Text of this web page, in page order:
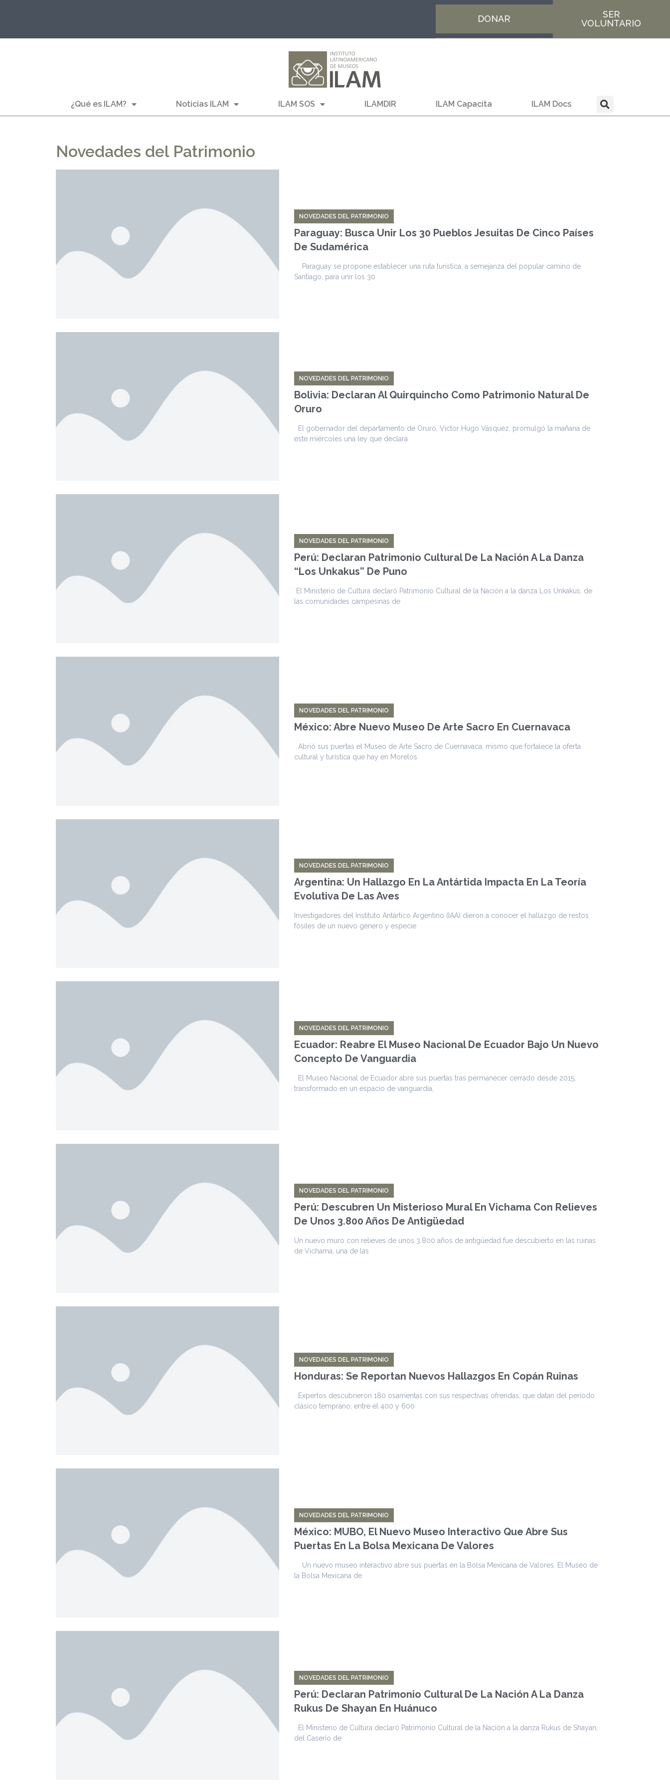
DONAR
SER
VOLUNTARIO
¿Qué es ILAM? Noticias ILAM ILAM SOS ILAMDIR ILAM Capacita ILAM Docs
Novedades del Patrimonio
NOVEDADES DEL PATRIMONIO
Paraguay: Busca Unir Los 30 Pueblos Jesuitas De Cinco Países
De Sudamérica
Paraguay se propone establecer una ruta turística, a semejanza del popular camino de
Santiago, para unir los 30
NOVEDADES DEL PATRIMONIO
Bolivia: Declaran Al Quirquincho Como Patrimonio Natural De
Oruro
El gobernador del departamento de Oruro, Víctor Hugo Vásquez, promulgó la mañana de
este miércoles una ley que declara
NOVEDADES DEL PATRIMONIO
Perú: Declaran Patrimonio Cultural De La Nación A La Danza
“Los Unkakus” De Puno
El Ministerio de Cultura declaró Patrimonio Cultural de la Nación a la danza Los Unkakus, de
las comunidades campesinas de
NOVEDADES DEL PATRIMONIO
México: Abre Nuevo Museo De Arte Sacro En Cuernavaca
Abrió sus puertas el Museo de Arte Sacro de Cuernavaca, mismo que fortalece la oferta
cultural y turística que hay en Morelos
NOVEDADES DEL PATRIMONIO
Argentina: Un Hallazgo En La Antártida Impacta En La Teoría
Evolutiva De Las Aves
Investigadores del Instituto Antártico Argentino (IAA) dieron a conocer el hallazgo de restos
fósiles de un nuevo género y especie
NOVEDADES DEL PATRIMONIO
Ecuador: Reabre El Museo Nacional De Ecuador Bajo Un Nuevo
Concepto De Vanguardia
El Museo Nacional de Ecuador abre sus puertas tras permanecer cerrado desde 2015,
transformado en un espacio de vanguardia,
NOVEDADES DEL PATRIMONIO
Perú: Descubren Un Misterioso Mural En Vichama Con Relieves
De Unos 3.800 Años De Antigüedad
Un nuevo muro con relieves de unos 3.800 años de antigüedad fue descubierto en las ruinas
de Vichama, una de las
NOVEDADES DEL PATRIMONIO
Honduras: Se Reportan Nuevos Hallazgos En Copán Ruinas
Expertos descubrieron 180 osamentas con sus respectivas ofrendas, que datan del período
clásico temprano, entre el 400 y 600
NOVEDADES DEL PATRIMONIO
México: MUBO, El Nuevo Museo Interactivo Que Abre Sus
Puertas En La Bolsa Mexicana De Valores
Un nuevo museo interactivo abre sus puertas en la Bolsa Mexicana de Valores. El Museo de
la Bolsa Mexicana de
NOVEDADES DEL PATRIMONIO
Perú: Declaran Patrimonio Cultural De La Nación A La Danza
Rukus De Shayan En Huánuco
El Ministerio de Cultura declaró Patrimonio Cultural de la Nación a la danza Rukus de Shayan,
del Caserío de